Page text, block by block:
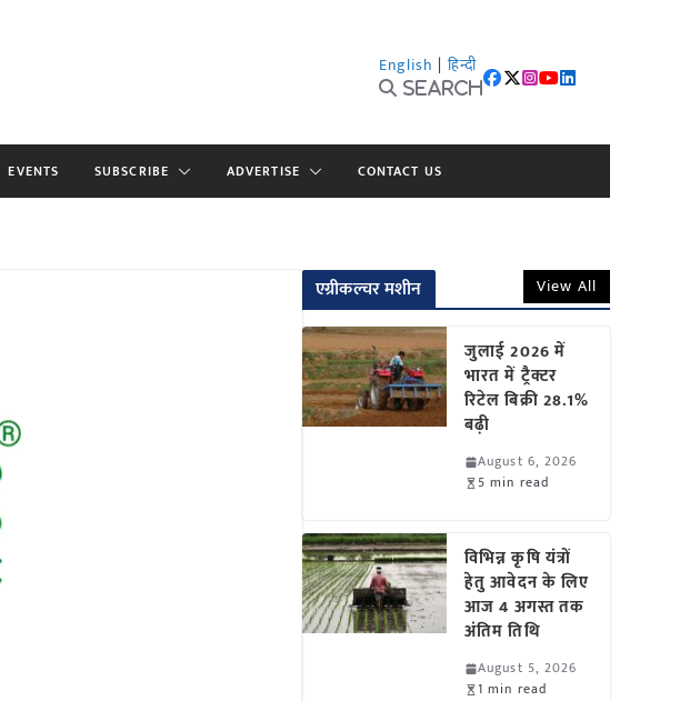
English | हिन्दी
Search
EVENTS SUBSCRIBE ADVERTISE CONTACT US
एग्रीकल्चर मशीन View All
जुलाई 2026 में
भारत में ट्रैक्टर
रिटेल बिक्री 28.1%
बढ़ी
August 6, 2026
5 min read
विभिन्न कृषि यंत्रों
हेतु आवेदन के लिए
आज 4 अगस्त तक
अंतिम तिथि
August 5, 2026
1 min read